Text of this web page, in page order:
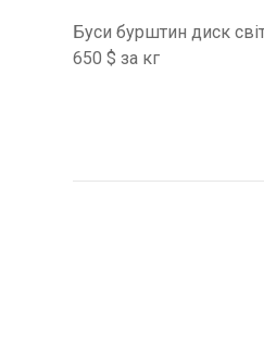
Буси бурштин диск
650 $ за кг